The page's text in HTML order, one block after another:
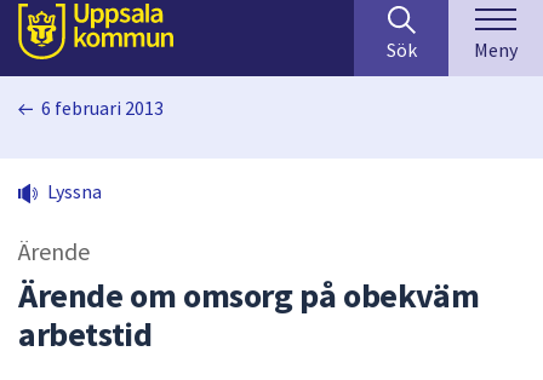
Till sidans
huvudinnehåll
efter
innehåll
på
sökfältet
kommer
Sök Meny
6 februari 2013
Lyssna
Ärende
Ärende om omsorg på obekväm
arbetstid